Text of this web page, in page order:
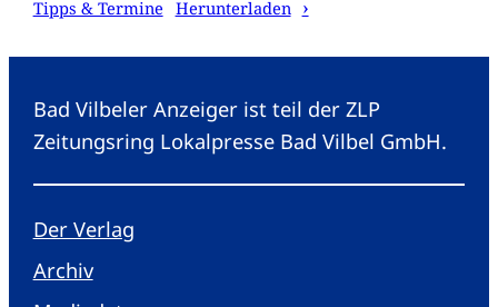
Tipps & Termine Herunterladen
Bad Vilbeler Anzeiger ist teil der ZLP
Zeitungsring Lokalpresse Bad Vilbel GmbH.
Der Verlag
Archiv